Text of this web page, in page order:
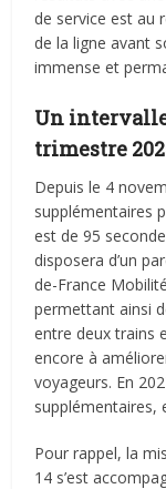
de service est au
de la ligne avant
immense et
Un intervalle
trimestre
Depuis le 4
supplémentaires
est de 95
disposera d’un
de-France
permettant ainsi
entre deux trains
encore à
voyageurs. En
supplémentaires,
Pour rappel, la
14 s’est